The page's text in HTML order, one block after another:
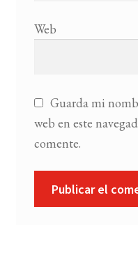
Web
Guarda mi
web en este
comente.